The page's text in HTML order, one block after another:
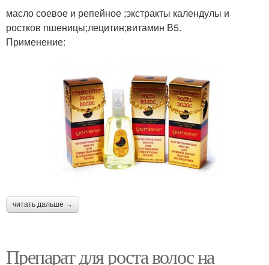
масло соевое и репейное ;экстракты календулы и
ростков пшеницы;лецитин;витамин В5.
Применение:
читать дальше →
Препарат для роста волос на